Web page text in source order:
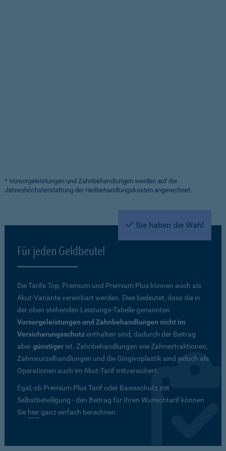
* Vorsorgeleistungen und Zahnbehandlungen werden auf die
Jahreshöchsterstattung der Heilbehandlungskosten angerechnet.
Sie haben die Wahl
Für jeden Geldbeutel
Die Tarife Top, Premium und Premium Plus können auch als
Akut-Variante vereinbart werden. Dies bedeutet, dass die in
der oben stehenden Leistungs-Tabelle genannten
Vorsorgeleistungen und Zahnbehandlungen nicht im
Versicherungsschutzenthalten sind, dadurch der Beitrag
abergünstiger ist. Zahnbehandlungen wie Zahnextraktionen,
Zahnwurzelhandlungen und die Gingivoplastik sind jedoch als
Operationen auch im Akut-Tarif mitversichert.
Egal, ob Premium Plus Tarif oder Basisschutz mit
Selbstbeteiligung - den Beitrag für Ihren Wunschtarif können
Sie hierganz einfach berechnen.